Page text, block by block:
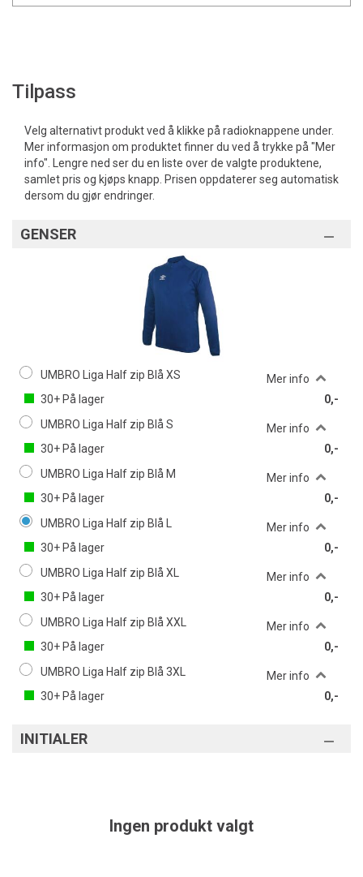
Tilpass
Velg alternativt produkt ved å klikke på radioknappene under.
Mer informasjon om produktet finner du ved å trykke på "Mer
info". Lengre ned ser du en liste over de valgte produktene,
samlet pris og kjøps knapp. Prisen oppdaterer seg automatisk
dersom du gjør endringer.
GENSER
UMBRO Liga Half zip Blå XS
Mer info
30+ På lager
0,-
UMBRO Liga Half zip Blå S
Mer info
30+ På lager
0,-
UMBRO Liga Half zip Blå M
Mer info
30+ På lager
0,-
UMBRO Liga Half zip Blå L
Mer info
30+ På lager
0,-
UMBRO Liga Half zip Blå XL
Mer info
30+ På lager
0,-
UMBRO Liga Half zip Blå XXL
Mer info
30+ På lager
0,-
UMBRO Liga Half zip Blå 3XL
Mer info
30+ På lager 0,-
INITIALER
Ingen produkt valgt